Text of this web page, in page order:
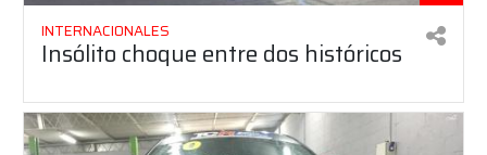
INTERNACIONALES
Insólito choque entre dos históricos